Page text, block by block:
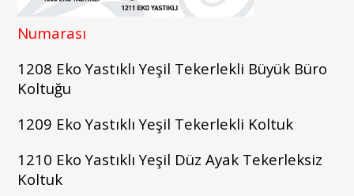
Numarası
1208 Eko Yastıklı Yeşil Tekerlekli Büyük Büro
Koltuğu
1209 Eko Yastıklı Yeşil Tekerlekli Koltuk
1210 Eko Yastıklı Yeşil Düz Ayak Tekerleksiz
Koltuk